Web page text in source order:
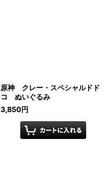
原神 クレー・スペシャルドド
コ ぬいぐるみ
3,850円